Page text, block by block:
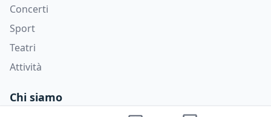
Concerti
Sport
Teatri
Attività
Chi siamo